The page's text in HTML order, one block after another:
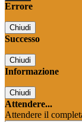
Errore
Chiudi
Successo
Chiudi
Informazione
Chiudi
Attendere...
Attendere il